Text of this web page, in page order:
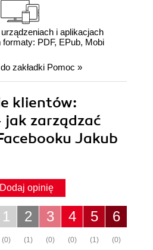
i aplikacjach
formaty: PDF, EPub, Mobi
zakładki Pomoc »
klientów:
zarządzać
Jakub
Dodaj opinię
6
(0)
5
(1)
4
(0)
3
(0)
2
(1)
1
(0)